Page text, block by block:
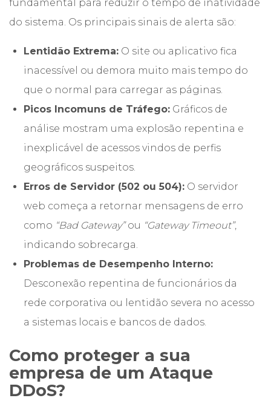
fundamental para reduzir o tempo de inatividade
do sistema. Os principais sinais de alerta são:
Lentidão Extrema: O site ou aplicativo fica
inacessível ou demora muito mais tempo do
que o normal para carregar as páginas.
Picos Incomuns de Tráfego: Gráficos de
análise mostram uma explosão repentina e
inexplicável de acessos vindos de perfis
geográficos suspeitos.
Erros de Servidor (502 ou 504): O servidor
web começa a retornar mensagens de erro
como “Bad Gateway”ou “Gateway Timeout”,
indicando sobrecarga.
Problemas de Desempenho Interno:
Desconexão repentina de funcionários da
rede corporativa ou lentidão severa no acesso
a sistemas locais e bancos de dados.
Como proteger a sua
empresa de um Ataque
DDoS?